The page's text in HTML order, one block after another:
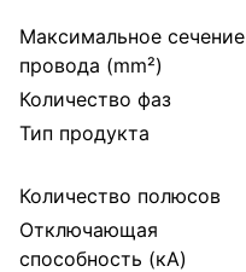
Максимальное сечение
провода (mm²)
Количество фаз
Тип продукта
Количество полюсов
Отключающая
способность (кА)